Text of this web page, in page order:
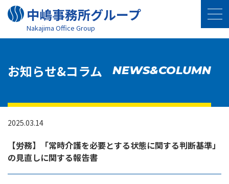
中嶋事務所グループ
Nakajima Oﬃce Group
お知らせ&コラム NEWS&COLUMN
2025.03.14
【労務】「常時介護を必要とする状態に関する判断基準」
の見直しに関する報告書